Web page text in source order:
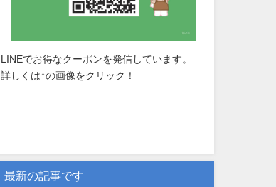
LINEでお得なクーポンを発信しています。
詳しくは↑の画像をクリック！
最新の記事です